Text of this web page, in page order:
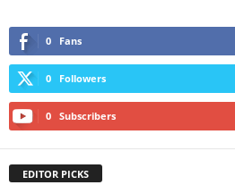
0 Fans
0 Followers
0 Subscribers
EDITOR PICKS